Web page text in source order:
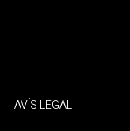
AVÍS LEGAL